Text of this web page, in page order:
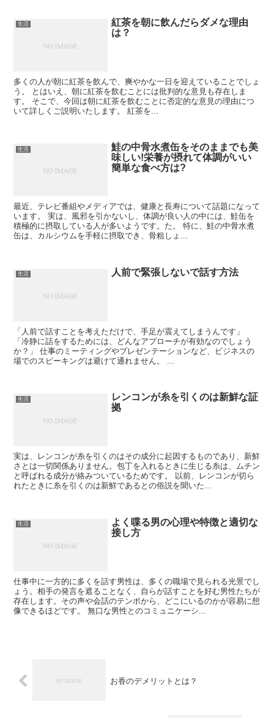
生活
紅茶を朝に飲んだらダメな理由
は？
多くの人が朝に紅茶を飲んで、爽やかな一日を迎えていることでしょ
う。 とはいえ、朝に紅茶を飲むことには批判的な意見も存在しま
す。 そこで、今回は朝に紅茶を飲むことに否定的な意見の理由につ
いて詳しくご説明いたします。 紅茶を...
生活
鮭の中骨水煮缶をそのままでも美
味しい!栄養が摂れて体調がいい
簡単な食べ方は?
最近、テレビ番組やメディアでは、健康と長寿について話題になって
います。 実は、風邪を引かないし、体調が良い人の中には、鮭缶を
積極的に摂取している人が多いようです。た。 特に、鮭の中骨水煮
缶は、カルシウムを手軽に摂取でき、骨粗しょ...
生活 人前で緊張しないで話す方法
「人前で話すことを考えただけで、手足が震えてしまうんです」
「冷静に話をするためには、どんなアプローチが有効なのでしょう
か？」 仕事のミーティングやプレゼンテーションなど、ビジネスの
場でのスピーキングは避けて通れません。 ...
生活
レンコンが糸を引くのは新鮮な証
拠
実は、レンコンが糸を引くのはその成分に起因するものであり、新鮮
さとは一切関係ありません。包丁を入れるときに生じる糸は、ムチン
と呼ばれる成分が絡みついているためです。 以前、レンコンが切ら
れたときに糸を引くのは新鮮であるとの俗説を聞いた...
生活
よく喋る男の心理や特徴と適切な
接し方
仕事中に一方的に多くを話す男性は、多くの職場で見られる光景でし
ょう。相手の発言を遮ることなく、自らが話すことを好む男性たちが
存在します。その声や会話のテンポから、どこにいるのかが容易に想
像できるほどです。 無口な男性とのコミュニケーシ...
お香のデメリットとは？